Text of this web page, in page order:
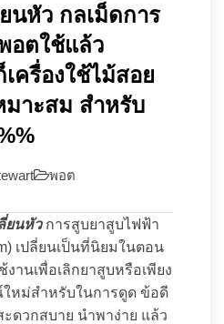
นหัว กลเม็ดการ
อตใช้แล้ว
ครื่องใช้ไม้สอย
มาะสม สำหรับ
พอต
ยนหัวการสูบยาสูบไฟฟ้า
เปลี่ยนเป็นที่นิยมในตอน
านเพื่อเลิกยาสูบหรือเพียง
หม่สำหรับในการดูด ข้อดี
ดวกสบาย นำพาง่าย แล้ว